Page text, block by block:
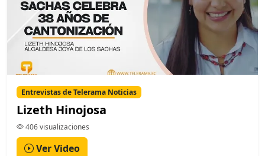
Entrevistas de Telerama Noticias
Lizeth Hinojosa
406 visualizaciones
Ver Video